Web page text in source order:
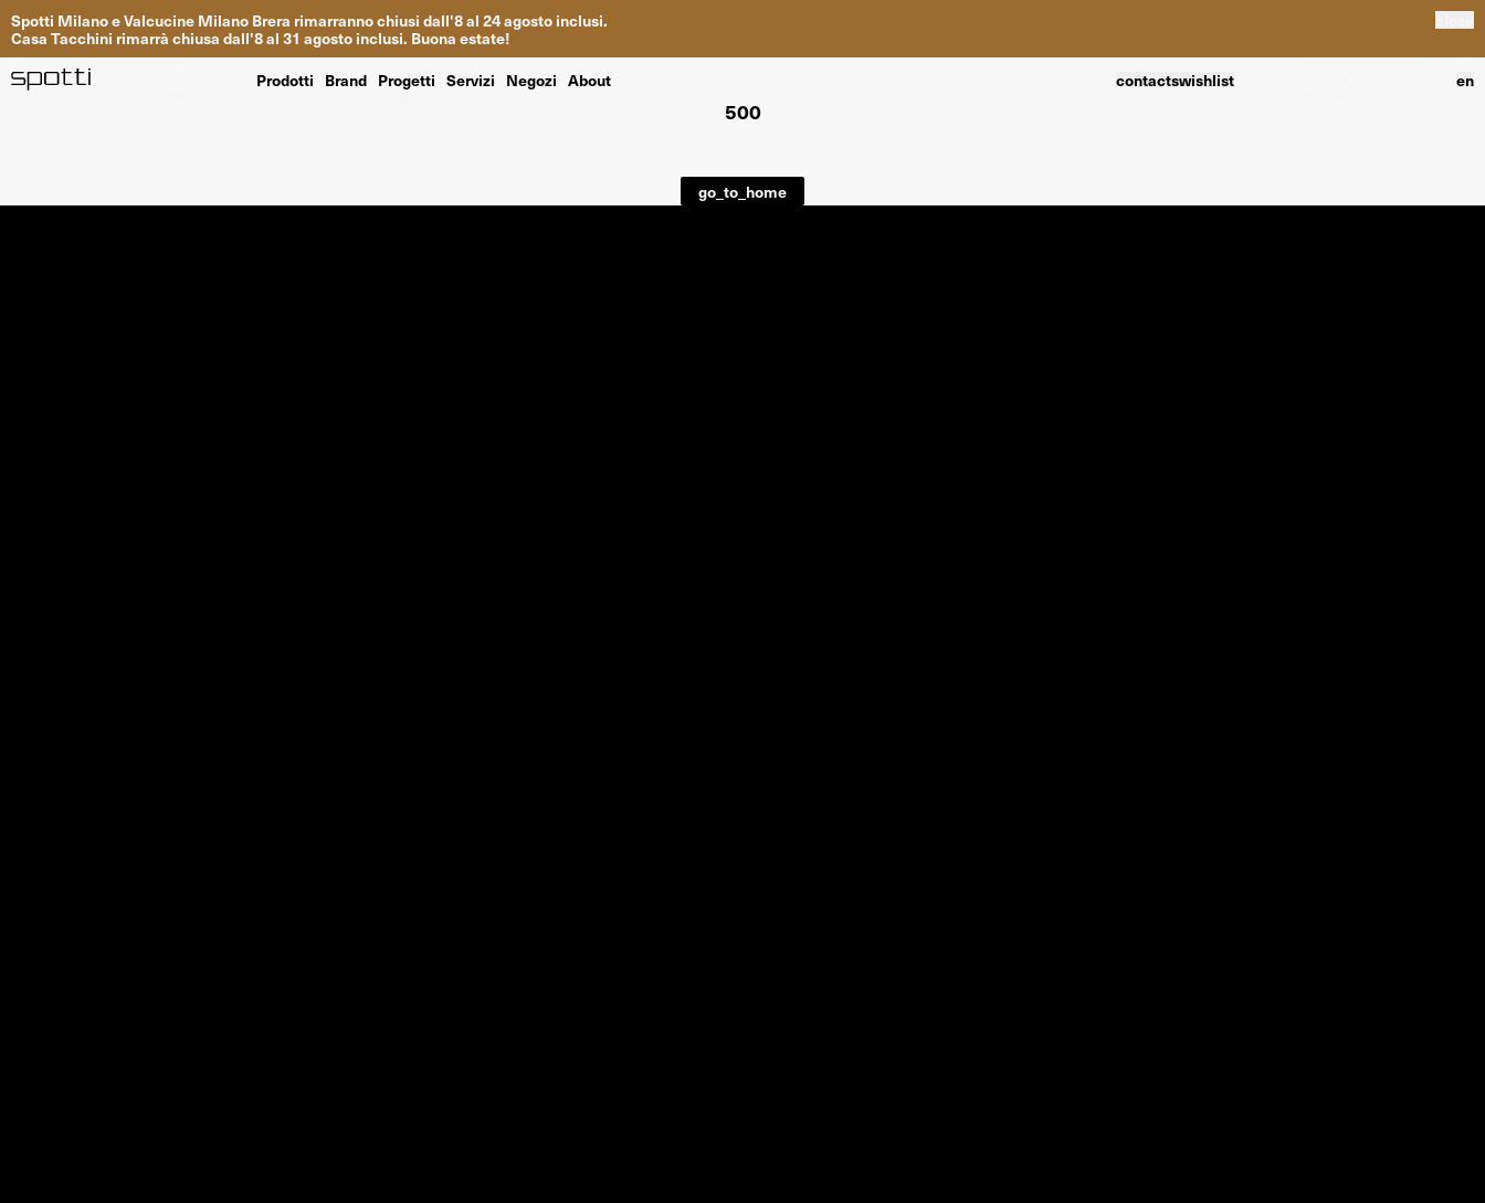
Spotti MilanoeValcucine Milano Brera rimarrannochiusi dall'8al 24agosto inclusi.
Casa Tacchini rimarrà chiusa dall'8al 31 agosto inclusi. Buona estate!
Prodotti Brand Progetti Servizi Negozi About contactswishlist en
500
go_to_home